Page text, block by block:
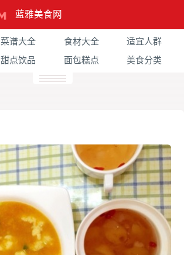
蓝雅美食网
菜谱大全 食材大全
适宜人群
甜点饮品 面包糕点 美食分类